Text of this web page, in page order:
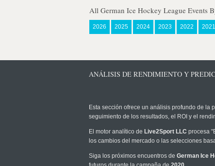
All German Ice Hockey League Events
2026 2025 2024 2023 2022 2021
ANÁLISIS DE RENDIMIENTO Y
Esta sección ofrece un análisis profundo de la
seguimiento de los resultados, el ROI y el
El motor analítico de Live2Sport LLC procesa
los cambios del mercado o las selecciones
Siga los próximos encuentros de German Ice